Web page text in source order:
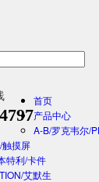
首页
产品中心
A-B/罗克韦尔/
触摸屏
特利/卡件
艾默生